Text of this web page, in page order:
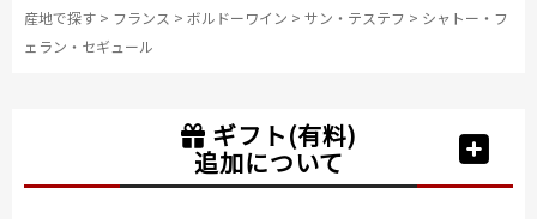
産地で探す > フランス > ボルドーワイン > サン・テステフ > シャトー・フ
ェラン・セギュール
ギフト(有料)
追加について